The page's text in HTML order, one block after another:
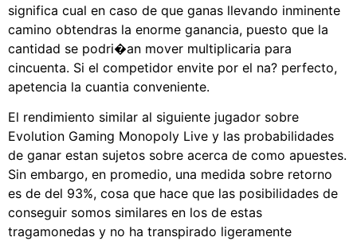
significa cual en caso de que ganas llevando inminente
camino obtendras la enorme ganancia, puesto que la
cantidad se podri�an mover multiplicaria para
cincuenta. Si el competidor envite por el na? perfecto,
apetencia la cuantia conveniente.
El rendimiento similar al siguiente jugador sobre
Evolution Gaming Monopoly Live y las probabilidades
de ganar estan sujetos sobre acerca de como apuestes.
Sin embargo, en promedio, una medida sobre retorno
es de del 93%, cosa que hace que las posibilidades de
conseguir somos similares en los de estas
tragamonedas y no ha transpirado ligeramente